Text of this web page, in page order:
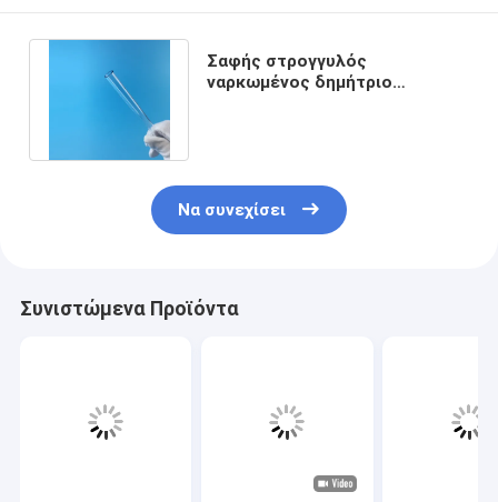
Σαφής στρογγυλός
ναρκωμένος δημήτριο
Να συνεχίσει
Συνιστώμενα Προϊόντα